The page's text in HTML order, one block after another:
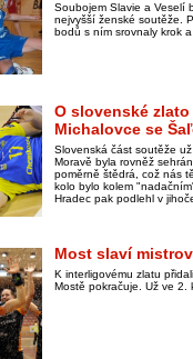
Soubojem Slavie a Veselí
nejvyšší ženské soutěže.
bodů s ním srovnaly krok
O slovenské
Michalovce se
Slovenská část soutěže
Moravě byla rovněž
poměrně štědrá, což nás
kolo bylo kolem
Hradec pak podlehl v
Most slaví
K interligovému zlatu
Mostě pokračuje. Už ve 2.